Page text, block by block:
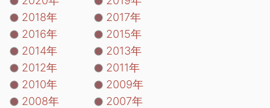
2018年
2017年
2016年
2015年
2014年
2013年
2012年
2011年
2010年
2009年
2008年
2007年